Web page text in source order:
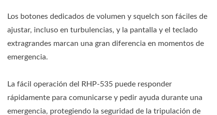
Los botones dedicados de volumen y squelch son fáciles de
ajustar, incluso en turbulencias, y la pantalla y el teclado
extragrandes marcan una gran diferencia en momentos de
emergencia.
La fácil operación del RHP-535 puede responder
rápidamente para comunicarse y pedir ayuda durante una
emergencia, protegiendo la seguridad de la tripulación de